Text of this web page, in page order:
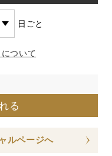
日ごと
ついて
れる
ルページへ